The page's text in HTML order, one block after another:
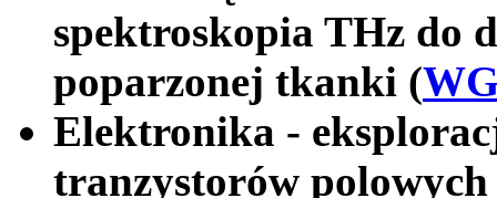
spektroskopia THz do
poparzonej tkanki (
Elektronika -
tranzystorów polowych